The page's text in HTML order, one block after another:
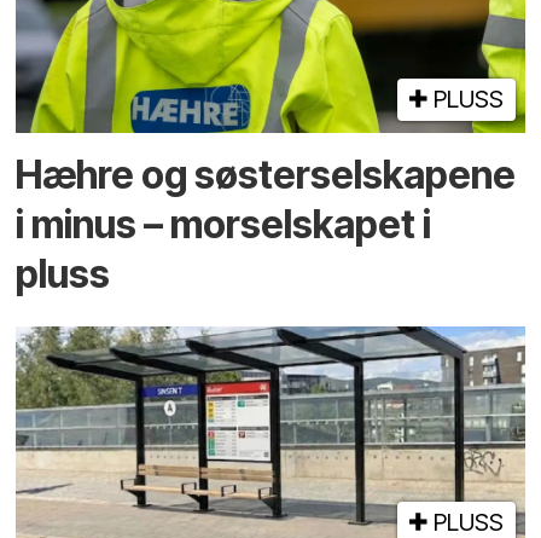
PLUSS
Hæhre og søster­selskapene
i minus – mor­selskapet i
pluss
PLUSS